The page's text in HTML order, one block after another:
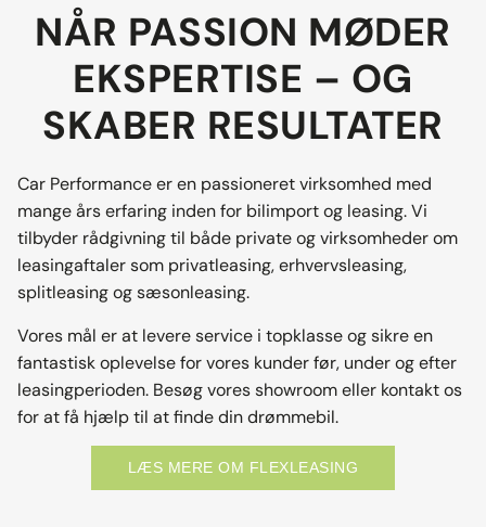
NÅR PASSION MØDER
EKSPERTISE – OG
SKABER RESULTATER
Car Performance er en passioneret virksomhed med
mange års erfaring inden for bilimport og leasing. Vi
tilbyder rådgivning til både private og virksomheder om
leasingaftaler som privatleasing, erhvervsleasing,
splitleasing og sæsonleasing.
Vores mål er at levere service i topklasse og sikre en
fantastisk oplevelse for vores kunder før, under og efter
leasingperioden. Besøg vores showroom eller kontakt os
for at få hjælp til at finde din drømmebil.
LÆS MERE OM FLEXLEASING